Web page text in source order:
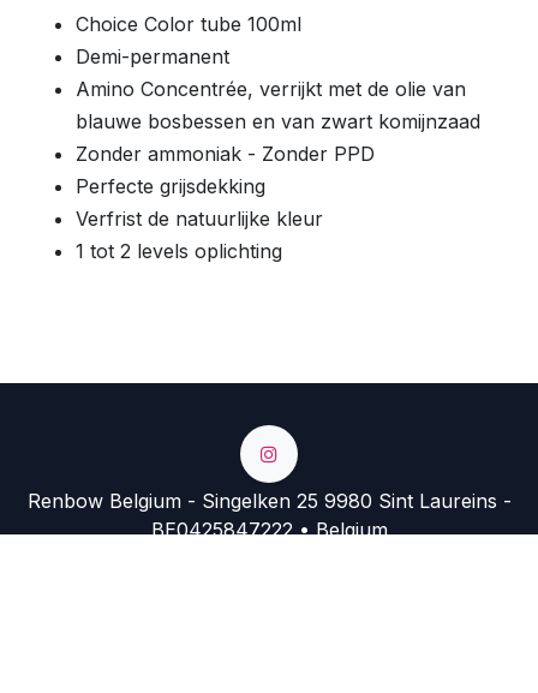
Choice Color tube 100ml
Demi-permanent
Amino Concentrée, verrijkt met de olie van
blauwe bosbessen en van zwart komijnzaad
Zonder ammoniak - Zonder PPD
Perfecte grijsdekking
Verfrist de natuurlijke kleur
1 tot 2 levels oplichting
Renbow Belgium - Singelken 25 9980 Sint Laureins -
BE0425847222 • Belgium